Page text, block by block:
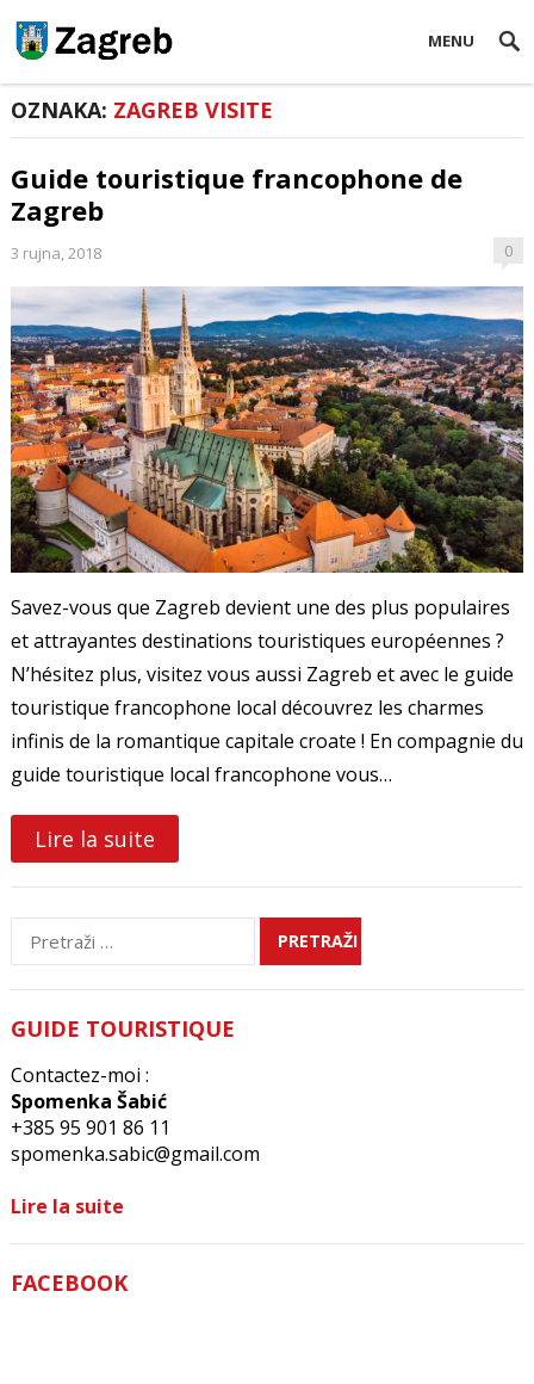
MENU
OZNAKA: ZAGREB VISITE
Guide touristique francophone de
Zagreb
3 rujna, 2018 0
Savez-vous que Zagreb devient une des plus populaires
et attrayantes destinations touristiques européennes ?
N’hésitez plus, visitez vous aussi Zagreb et avec le guide
touristique francophone local découvrez les charmes
infinis de la romantique capitale croate ! En compagnie du
guide touristique local francophone vous…
Lire la suite
GUIDE TOURISTIQUE
Contactez-moi :
Spomenka Šabić
+385 95 901 86 11
spomenka.sabic@gmail.com
Lire la suite
FACEBOOK